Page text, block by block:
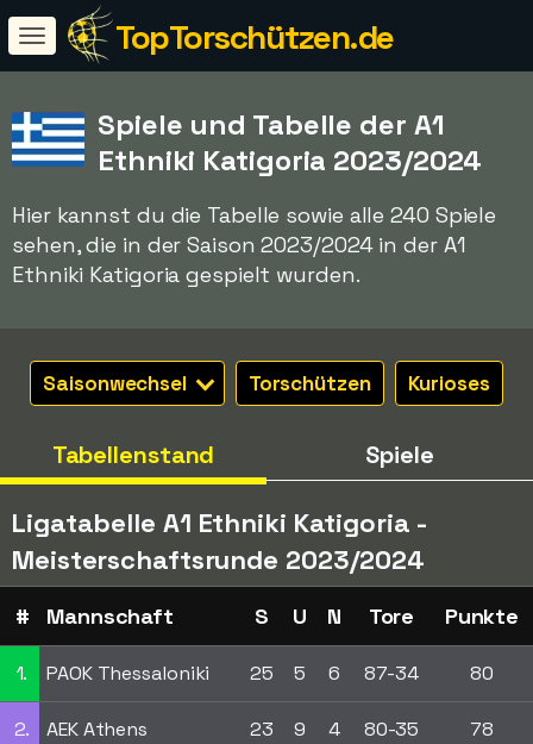
TopTorschützen.de
Spiele und Tabelle der A1
Ethniki Katigoria 2023/2024
Hier kannst du die Tabelle sowie alle 240 Spiele
sehen, die in der Saison 2023/2024 in der A1
Ethniki Katigoria gespielt wurden.
Saisonwechsel Torschützen Kurioses
Tabellenstand Spiele
Ligatabelle A1 Ethniki Katigoria -
Meisterschaftsrunde 2023/2024
# Mannschaft S U N Tore Punkte
1. PAOK Thessaloniki 25 5 6 87-34 80
2. AEK Athens 23 9 4 80-35 78